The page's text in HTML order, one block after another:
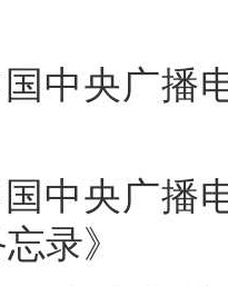
国中央广
国中央广
录》